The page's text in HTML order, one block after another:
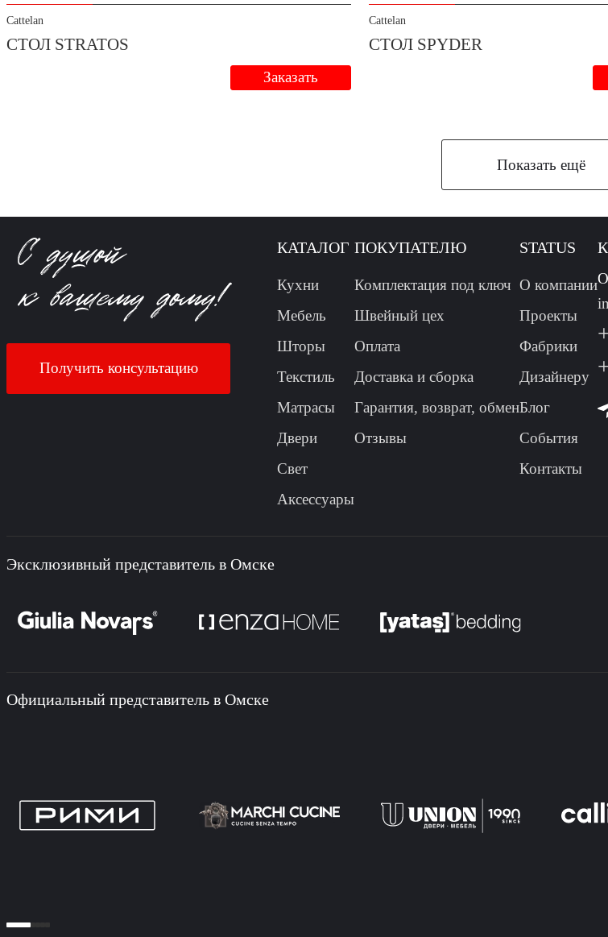
Cattelan
СТОЛ STRATOS
Заказать
Cattelan
СТОЛ SPYDER
Показать ещё
Получить консультацию
КАТАЛОГ
Кухни
Мебель
Шторы
Текстиль
Матрасы
Двери
Свет
Аксессуары
ПОКУПАТЕЛЮ
Комплектация под ключ
Швейный цех
Оплата
Доставка и сборка
Гарантия, возврат, обмен
Отзывы
STATUS
О компании
Проекты
Фабрики
Дизайнеру
Блог
События
Контакты
Эксклюзивный представитель в Омске
Официальный представитель в Омске